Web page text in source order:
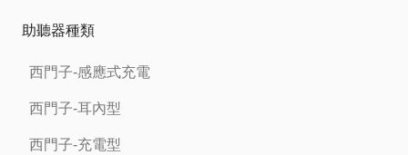
助聽器種類
西門子-感應式充電
西門子-耳內型
西門子-充電型